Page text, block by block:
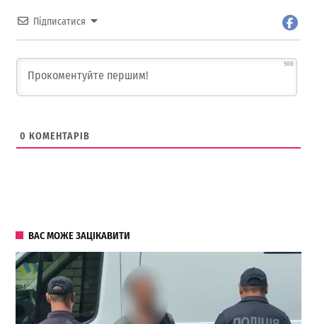
Підписатися
500
0 КОМЕНТАРІВ
ВАС МОЖЕ ЗАЦІКАВИТИ